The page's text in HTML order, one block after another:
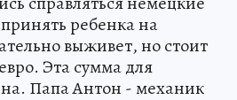
ребенка на
выживет, но стоит
Эта сумма для
Папа Антон - механик